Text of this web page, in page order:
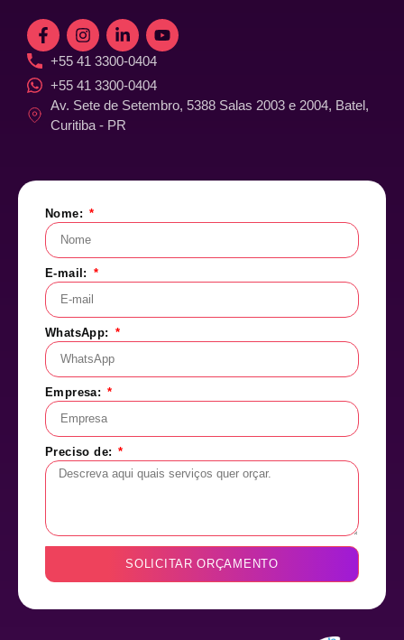
+55 41 3300-0404
+55 41 3300-0404
Av. Sete de Setembro, 5388 Salas 2003 e 2004, Batel,
Curitiba - PR
Nome:
E-mail:
WhatsApp:
Empresa:
Preciso de:
SOLICITAR ORÇAMENTO